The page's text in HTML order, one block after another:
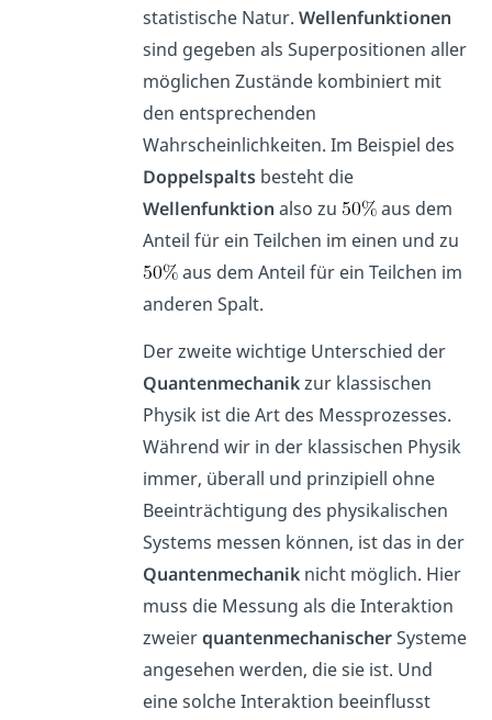
statistische Natur.Wellenfunktionen
sind gegeben als Superpositionen aller
möglichen Zustände kombiniert mit
den entsprechenden
Wahrscheinlichkeiten. Im Beispiel des
Doppelspalts besteht die
Wellenfunktion also zu
aus dem
Anteil für ein Teilchen im einen und zu
aus dem Anteil für ein Teilchen im
anderen Spalt.
Der zweite wichtige Unterschied der
Quantenmechanikzur klassischen
Physik ist die Art des Messprozesses.
Während wir in der klassischen Physik
immer, überall und prinzipiell ohne
Beeinträchtigung des physikalischen
Systems messen können, ist das in der
Quantenmechanik nicht möglich. Hier
muss die Messung als die Interaktion
zweierquantenmechanischerSysteme
angesehen werden, die sie ist. Und
eine solche Interaktion beeinflusst